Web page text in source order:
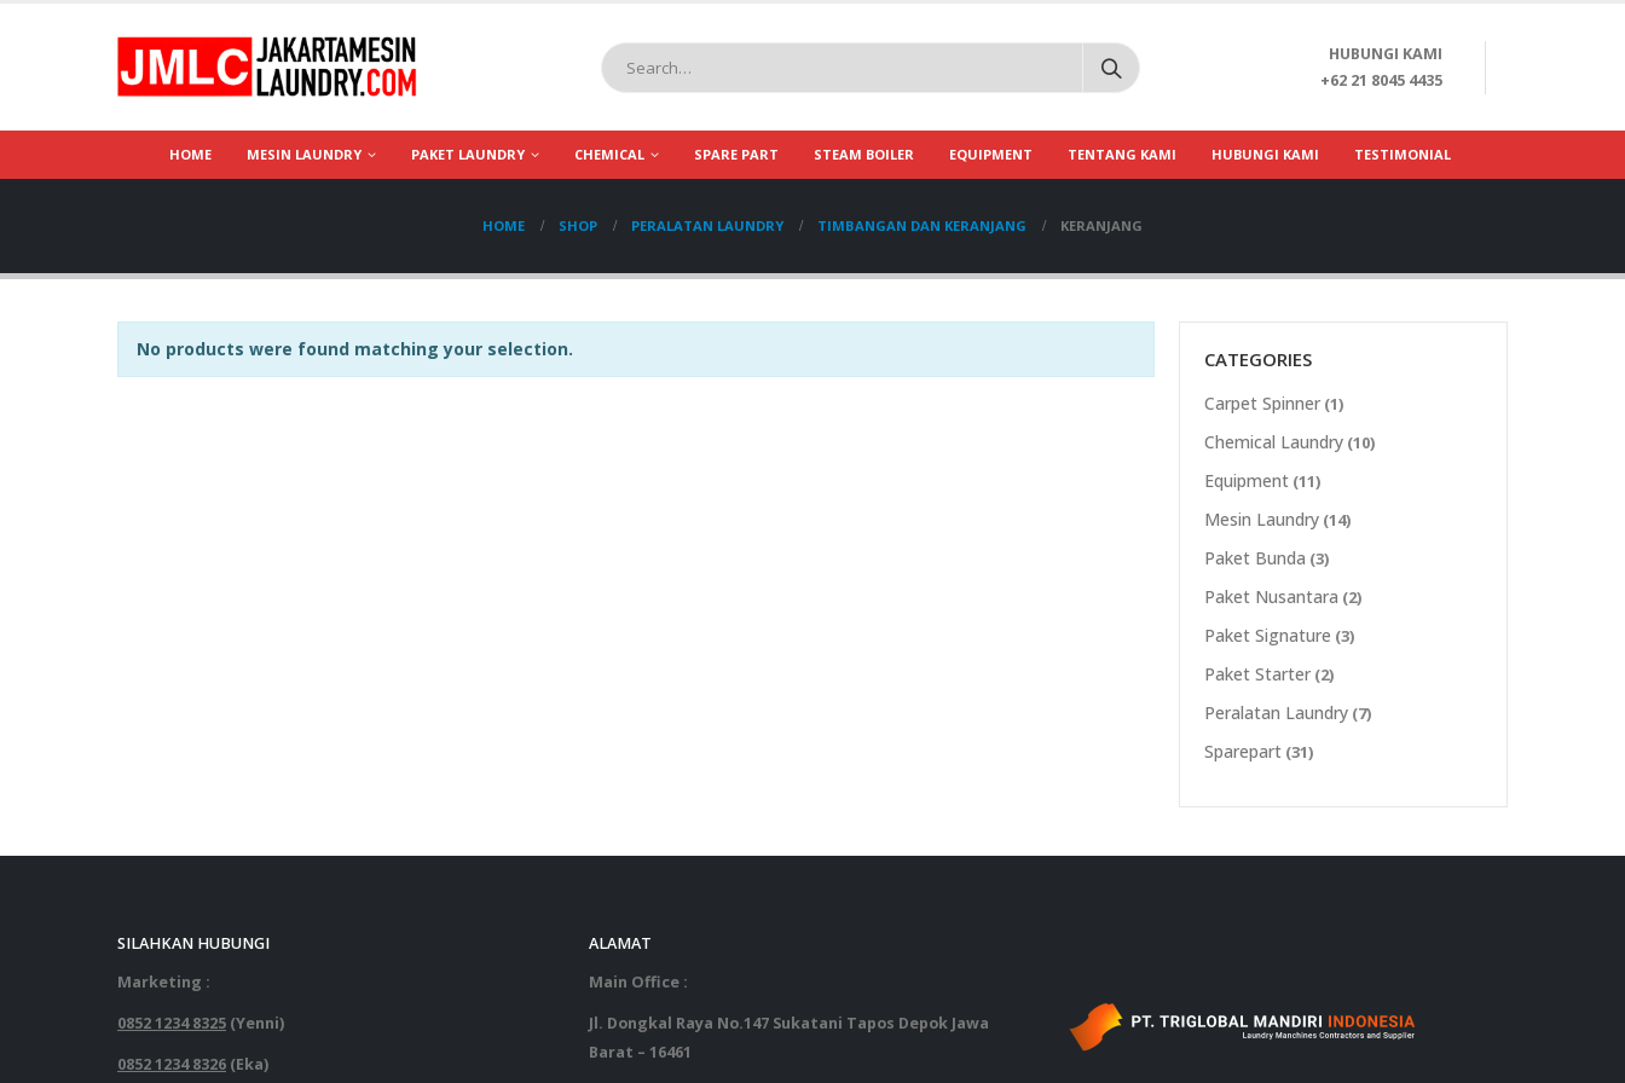
HUBUNGI KAMI
+62 21 8045 4435
HOME MESIN LAUNDRY PAKET LAUNDRY CHEMICAL SPARE PART STEAM BOILER EQUIPMENT TENTANG KAMI HUBUNGI KAMI TESTIMONIAL
HOME SHOP PERALATAN LAUNDRY TIMBANGAN DAN KERANJANG KERANJANG
No products were found matching your selection. CATEGORIES
Carpet Spinner (1)
Chemical Laundry (10)
Equipment (11)
Mesin Laundry (14)
Paket Bunda (3)
Paket Nusantara (2)
Paket Signature (3)
Paket Starter (2)
Peralatan Laundry (7)
Sparepart (31)
SILAHKAN HUBUNGI
Marketing :
0852 1234 8325 (Yenni)
0852 1234 8326 (Eka)
ALAMAT
Main Office :
Jl. Dongkal Raya No.147 Sukatani Tapos Depok Jawa
Barat – 16461